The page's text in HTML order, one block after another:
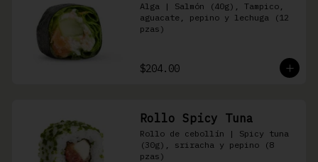
Alga | Salmón (40g), Tampico,
aguacate, pepino y lechuga (12
pzas)
$204.00
Rollo Spicy Tuna
Rollo de cebollín | Spicy tuna
(30g), sriracha y pepino (8
pzas)